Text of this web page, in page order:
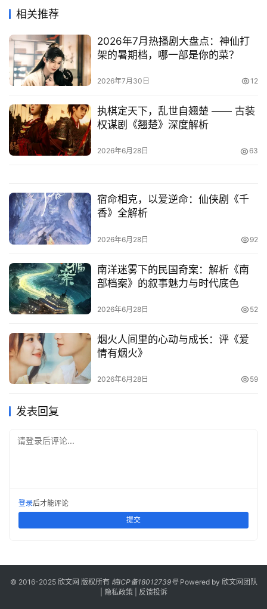
相关推荐
2026年7月热播剧大盘点：神仙打
架的暑期档，哪一部是你的菜？
2026年7月30日 12
执棋定天下，乱世自翘楚 —— 古装
权谋剧《翘楚》深度解析
2026年6月28日 63
宿命相克，以爱逆命：仙侠剧《千
香》全解析
2026年6月28日 92
南洋迷雾下的民国奇案：解析《南
部档案》的叙事魅力与时代底色
2026年6月28日 52
烟火人间里的心动与成长：评《爱
情有烟火》
2026年6月28日 59
发表回复
请登录后评论...
登录后才能评论
提交
© 2016-2025 欣文网 版权所有 皖ICP备18012739号Powered by 欣文网团队
隐私政策| 反馈投诉